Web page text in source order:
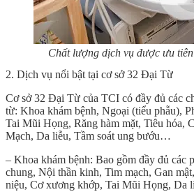
Chất lượng dịch vụ được ưu
2. Dịch vụ nổi bật tại cơ sở 32 Đại Từ
Cơ sở 32 Đại Từ của TCI có đầy đủ các
từ: Khoa khám bệnh, Ngoại (tiểu phẫu),
Tai Mũi Họng, Răng hàm mặt, Tiêu hóa,
Mạch, Da liễu, Tầm soát ung bướu…
– Khoa khám bệnh: Bao gồm đầy đủ các
chung, Nội thần kinh, Tim mạch, Gan
niệu, Cơ xương khớp, Tai Mũi Họng, Da